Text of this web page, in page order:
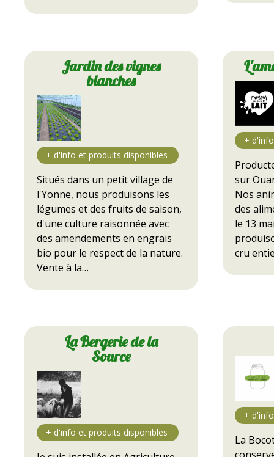
Jardin des vignes
blanches
Situés dans un petit village de
l'Yonne, nous produisons les
légumes et des fruits de saison,
d'une culture raisonnée avec
des amendements en engrais
bio pour le respect de la nature.
Vente à la…
sur
Nos
des
le 13
cru
La Bergerie de la
Source
La